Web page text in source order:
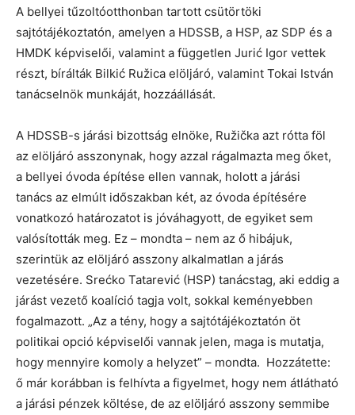
A bellyei tűzoltóotthonban tartott csütörtöki
sajtótájékoztatón, amelyen a HDSSB, a HSP, az SDP és a
HMDK képviselői, valamint a független Jurić Igor vettek
részt, bírálták Bilkić Ružica elöljáró, valamint Tokai István
tanácselnök munkáját, hozzáállását.
A HDSSB-s járási bizottság elnöke, Ružička azt rótta föl
az elöljáró asszonynak, hogy azzal rágalmazta meg őket,
a bellyei óvoda építése ellen vannak, holott a járási
tanács az elmúlt időszakban két, az óvoda építésére
vonatkozó határozatot is jóváhagyott, de egyiket sem
valósították meg. Ez – mondta – nem az ő hibájuk,
szerintük az elöljáró asszony alkalmatlan a járás
vezetésére. Srećko Tatarević (HSP) tanácstag, aki eddig a
járást vezető koalíció tagja volt, sokkal keményebben
fogalmazott. „Az a tény, hogy a sajtótájékoztatón öt
politikai opció képviselői vannak jelen, maga is mutatja,
hogy mennyire komoly a helyzet” – mondta. Hozzátette:
ő már korábban is felhívta a figyelmet, hogy nem átlátható
a járási pénzek költése, de az elöljáró asszony semmibe